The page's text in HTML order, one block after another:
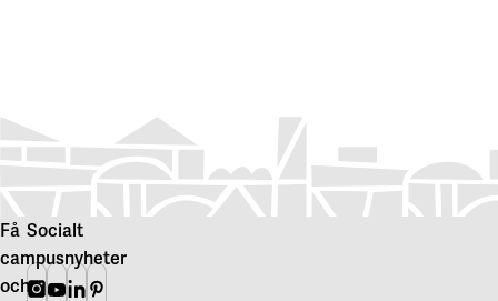
Få
campusnyheter
och
Socialt
Instagram
Youtube
Linkedin
Pinterest